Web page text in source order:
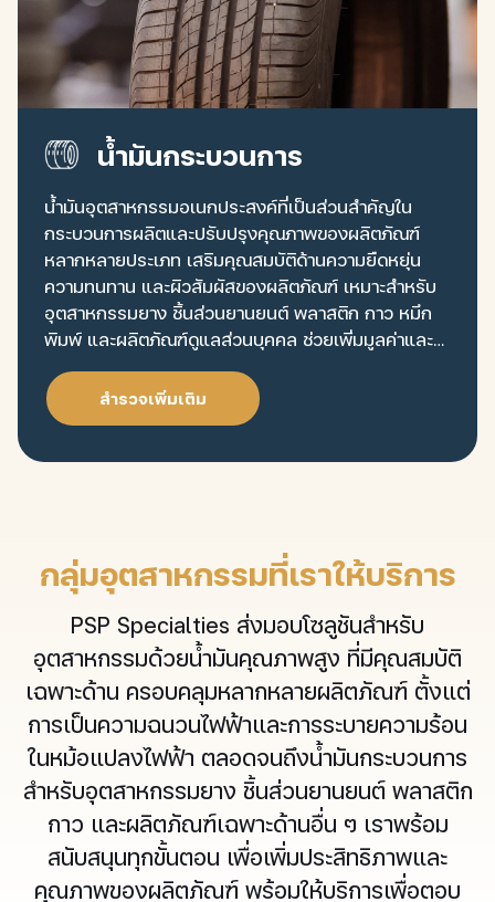
น้ำมันกระบวนการ
น้ำมันอุตสาหกรรมอเนกประสงค์ที่เป็นส่วนสำคัญใน
กระบวนการผลิตและปรับปรุงคุณภาพของผลิตภัณฑ์
หลากหลายประเภท เสริมคุณสมบัติด้านความยืดหยุ่น
ความทนทาน และผิวสัมผัสของผลิตภัณฑ์ เหมาะสำหรับ
อุตสาหกรรมยาง ชิ้นส่วนยานยนต์ พลาสติก กาว หมึก
พิมพ์ และผลิตภัณฑ์ดูแลส่วนบุคคล ช่วยเพิ่มมูลค่าและ
สำรวจเพิ่มเติม
กลุ่มอุตสาหกรรมที่เราให้บริการ
PSP Specialties ส่งมอบโซลูชันสำหรับ
อุตสาหกรรมด้วยน้ำมันคุณภาพสูง ที่มีคุณสมบัติ
เฉพาะด้าน ครอบคลุมหลากหลายผลิตภัณฑ์ ตั้งแต่
การเป็นความฉนวนไฟฟ้าและการระบายความร้อน
ในหม้อแปลงไฟฟ้า ตลอดจนถึงน้ำมันกระบวนการ
สำหรับอุตสาหกรรมยาง ชิ้นส่วนยานยนต์ พลาสติก
กาว และผลิตภัณฑ์เฉพาะด้านอื่น ๆ เราพร้อม
สนับสนุนทุกขั้นตอน เพื่อเพิ่มประสิทธิภาพและ
คุณภาพของผลิตภัณฑ์ พร้อมให้บริการเพื่อตอบ